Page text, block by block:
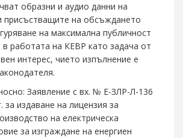
образни и аудио данни на
присъстващите на обсъждането
на максимална публичност
в работата на КЕВР като задача от
интерес, чието изпълнение е
Заявление с вх. № Е-ЗЛР-Л-136
за издаване на лицензия за
на електрическа
за изграждане на енергиен